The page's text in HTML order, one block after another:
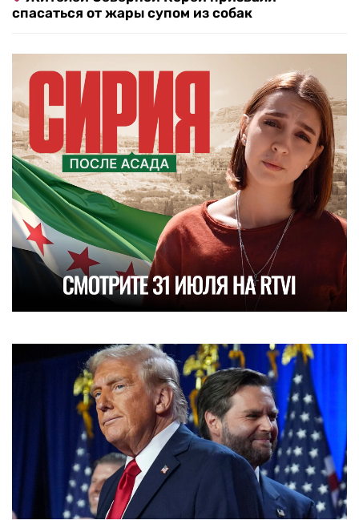
спасаться от жары супом из собак